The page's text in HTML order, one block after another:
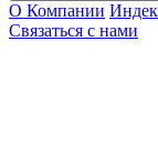
О Компании
Связаться с нами